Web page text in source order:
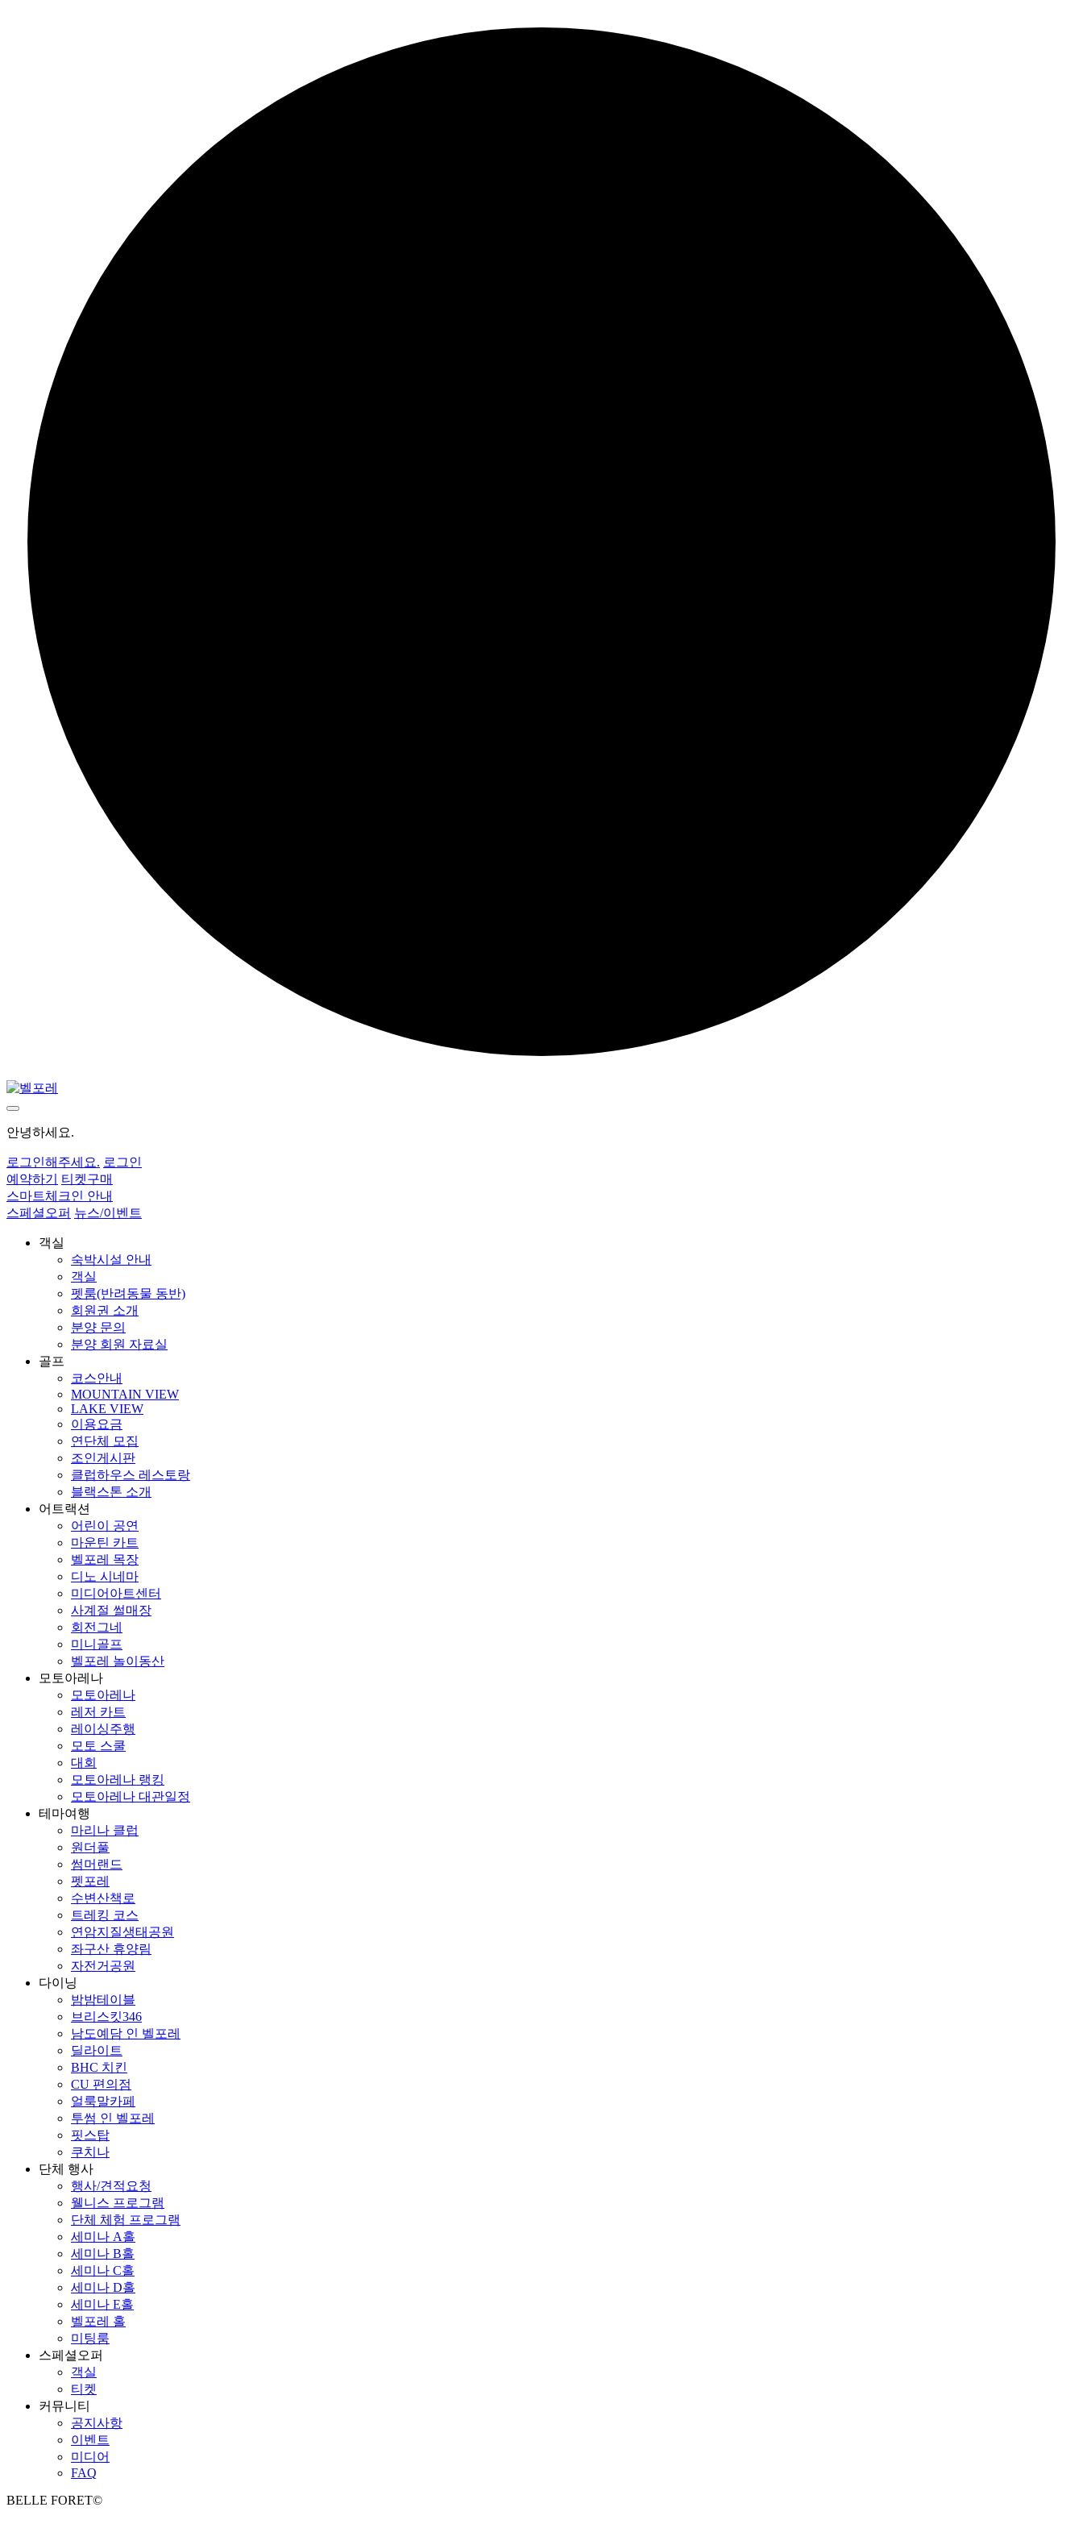
안녕하세요.
로그인해주세요. 로그인
예약하기
티켓구매
스마트체크인 안내
스페셜오퍼 뉴스/이벤트
객실
숙박시설 안내
객실
펫룸(반려동물 동반)
회원권 소개
분양 문의
분양 회원 자료실
골프
코스안내
MOUNTAIN VIEW
LAKE VIEW
이용요금
연단체 모집
조인게시판
클럽하우스 레스토랑
블랙스톤 소개
어트랙션
어린이 공연
마운틴 카트
벨포레 목장
디노 시네마
미디어아트센터
사계절 썰매장
회전그네
미니골프
벨포레 놀이동산
모토아레나
모토아레나
레저 카트
레이싱주행
모토 스쿨
대회
모토아레나 랭킹
모토아레나 대관일정
테마여행
마리나 클럽
원더풀
썸머랜드
펫포레
수변산책로
트레킹 코스
연암지질생태공원
좌구산 휴양림
자전거공원
다이닝
밤밤테이블
브리스킷346
남도예담 인 벨포레
딜라이트
BHC 치킨
CU 편의점
얼룩말카페
투썸 인 벨포레
핏스탑
쿠치나
단체 행사
행사/견적요청
웰니스 프로그램
단체 체험 프로그램
세미나 A홀
세미나 B홀
세미나 C홀
세미나 D홀
세미나 E홀
벨포레 홀
미팅룸
스페셜오퍼
객실
티켓
커뮤니티
공지사항
이벤트
미디어
FAQ
BELLE FORET©